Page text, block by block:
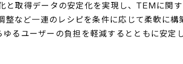
取得データの安定化を実現し、TEMに関
整など一連のレシピを条件に応じて柔軟に
るユーザーの負担を軽減するとともに安定